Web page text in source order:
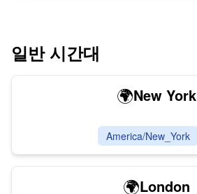
일반 시간대
🌍New York
America/New_York
🌍London